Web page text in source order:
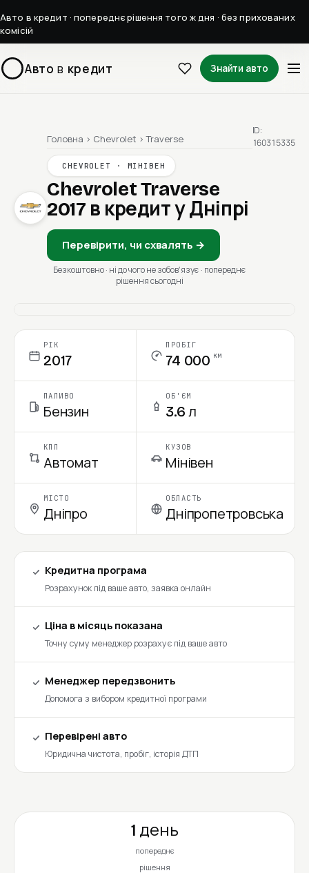
Авто в кредит · попереднє рішення того ж дня · без прихованих
комісій
Авто в кредит Знайти авто
Головна › Chevrolet › Traverse
CHEVROLET · МІНІВЕН
Chevrolet Traverse
2017 в кредит у Дніпрі
Перевірити, чи схвалять →
Безкоштовно · ні до чого не зобовʼязує · попереднє
рішення сьогодні
ID:
160315335
РІК
2017
ПРОБІГ
74 000 км
ПАЛИВО
Бензин
ОБ'ЄМ
3.6 л
КПП
Автомат
КУЗОВ
Мінівен
МІСТО
Дніпро
ОБЛАСТЬ
Дніпропетровська
Кредитна програма
Розрахунок під ваше авто, заявка онлайн
Ціна в місяць показана
Точну суму менеджер розрахує під ваше авто
Менеджер передзвонить
Допомога з вибором кредитної програми
Перевірені авто
Юридична чистота, пробіг, історія ДТП
1 день
попереднє
рішення